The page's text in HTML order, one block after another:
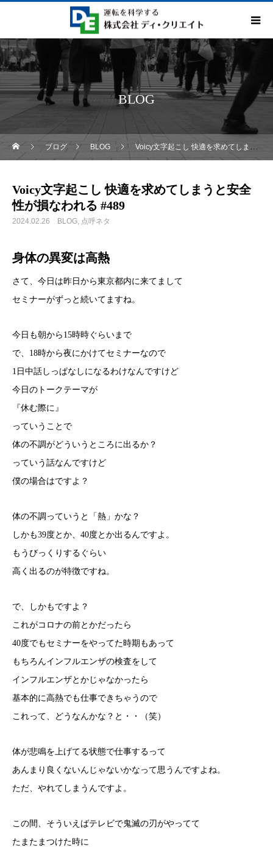
BLOG
ブログ BLOG Voicy文字起こし 快適を求めてしまうと安全性が損なわれる #489
Voicy文字起こし 快適を求めてしまうと安全
性が損なわれる #489
2024.02.26 BLOG 点呼ネタ
身体の異変は高熱
さて、今日は昨日から東京都内に来てまして
セミナーがずっと続いてますね。
今日も朝から15時時ぐらいまで
で、18時から夜にかけてセミナーなので
1日中話しっぱなしになるわけなんですけど
今日のトークテーマが
『休む際に』
っていうことで
体の不調がどういうところに出るか？
っていう話なんですけど
僕の場合はですよ？
体の不調っていうと「熱」かな？
しかも39度とか、40度とか出るんですよ。
もうびっくりするぐらい
高く出るのが特徴ですね。
で、しかもですよ？
これがコロナの前とかだったら
40度でもセミナーをやってた時期もあって
もちろんインフルエンザの検査をして
インフルエンザとかじゃなかったら
基本的に高熱でも仕事できちゃうので
これって、どうなんかな？と・・（笑）
体が悲鳴を上げてる状態で仕事するって
あんまり良くないんじゃないかなって思うんですよね。
ただ、やれてしまうんですよ。
この間、そういえばテレビで鬼滅の刃がやってて
たまたまつけた時に